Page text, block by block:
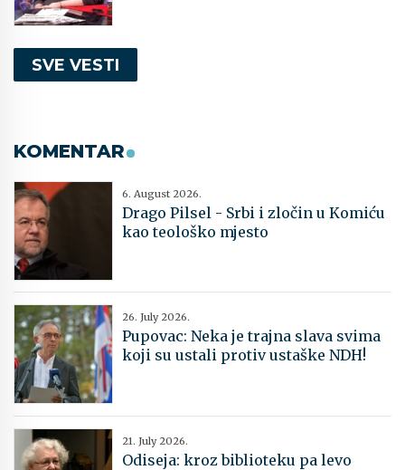
SVE VESTI
KOMENTAR
6. August 2026.
Drago Pilsel - Srbi i zločin u Komiću
kao teološko mjesto
26. July 2026.
Pupovac: Neka je trajna slava svima
koji su ustali protiv ustaške NDH!
21. July 2026.
Odiseja: kroz biblioteku pa levo